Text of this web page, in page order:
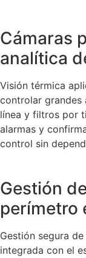
Cámaras
analítica
Visión térmica
controlar grandes
línea y filtros por
alarmas y
control sin
Gestión
perímetro
Gestión segura
integrada con el